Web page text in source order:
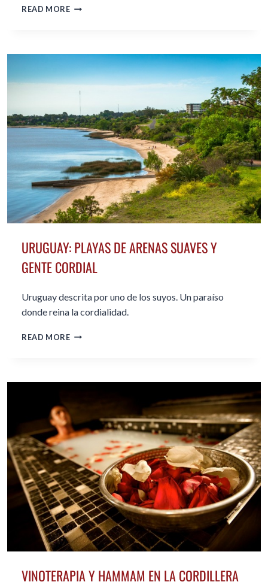
READ MORECÓMO
HOMBRE
DE
MÁS
DE
AÑOS
URUGUAY: PLAYAS DE ARENAS SUAVES Y
GENTE CORDIAL
Uruguay descrita por uno de los suyos. Un paraíso
donde reina la cordialidad.
READ MOREURUGUAY:
SUAVES
CORDIAL
VINOTERAPIA Y HAMMAM EN LA CORDILLERA